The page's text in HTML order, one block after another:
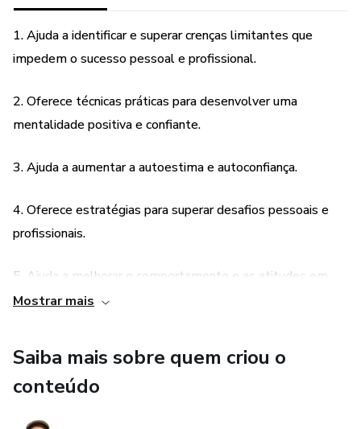
Não perca mais tempo preso em suas próprias crenças
o Poder Interior" e comece a reinicializar sua mente hoje
mesmo! Compre agora e comece a aproveitar os benefícios
1. Ajuda a identificar e superar crenças limitantes que
impedem o sucesso pessoal e profissional.
2. Oferece técnicas práticas para desenvolver uma
mentalidade positiva e confiante.
3. Ajuda a aumentar a autoestima e autoconfiança.
4. Oferece estratégias para superar desafios pessoais e
profissionais.
5. Ajuda a melhorar o comportamento e as atitudes em
relação à vida.
pensamento negativo em pensamentos positivos.
Mostrar mais
Saiba mais sobre quem criou o
conteúdo